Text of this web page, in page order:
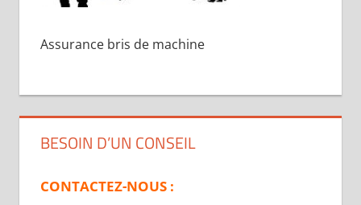
Assurance bris de machine
BESOIN D’UN CONSEIL
CONTACTEZ-NOUS :